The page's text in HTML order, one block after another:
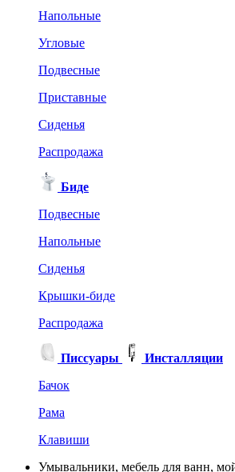
Напольные
Угловые
Подвесные
Приставные
Сиденья
Распродажа
Биде
Подвесные
Напольные
Сиденья
Крышки-биде
Распродажа
Писсуары
Инсталляции
Бачок
Рама
Клавиши
Умывальники, мебель для ванн,